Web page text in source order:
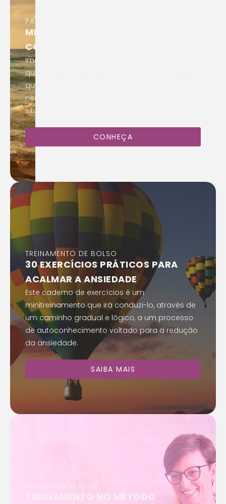
PARA ANSIEDADE
MÉTODO “SOSSEGA” PARA LIDAR
COM A ANSIEDADE
Imagine aqueles momentos de ansiedade, em
que você se pega sofrendo muito por coisas
que ainda nem aconteceram. Como seria se
nestas horas você conseguisse conviver com a
situação utilizando suas próprias estratégias
CONHEÇA
TREINAMENTO DE BOLSO
30 EXERCÍCIOS PRÁTICOS PARA
ACALMAR A ANSIEDADE
Este caderno de exercícios é um
minitreinamento que irá conduzi-lo, através de
um caminho gradual e lógico, a um processo
de autoconhecimento voltado para a redução
da ansiedade.
SAIBA MAIS
PARA PSICÓLOGOS
TREINAMENTO NO MÉTODO